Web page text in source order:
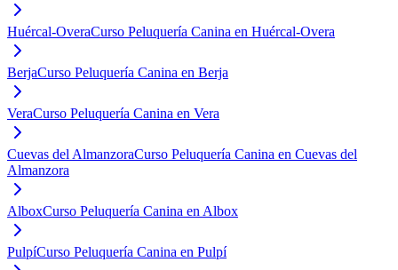
Huércal-OveraCurso Peluquería Canina en Huércal-Overa
BerjaCurso Peluquería Canina en Berja
VeraCurso Peluquería Canina en Vera
Cuevas del AlmanzoraCurso Peluquería Canina en Cuevas del
Almanzora
AlboxCurso Peluquería Canina en Albox
PulpíCurso Peluquería Canina en Pulpí